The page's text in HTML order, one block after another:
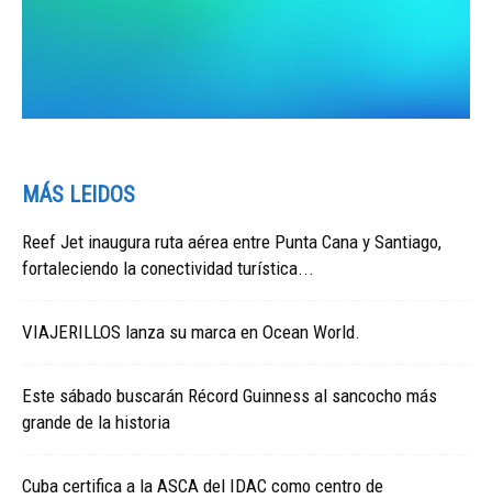
MÁS LEIDOS
Reef Jet inaugura ruta aérea entre Punta Cana y Santiago,
fortaleciendo la conectividad turística...
VIAJERILLOS lanza su marca en Ocean World.
Este sábado buscarán Récord Guinness al sancocho más
grande de la historia
Cuba certifica a la ASCA del IDAC como centro de